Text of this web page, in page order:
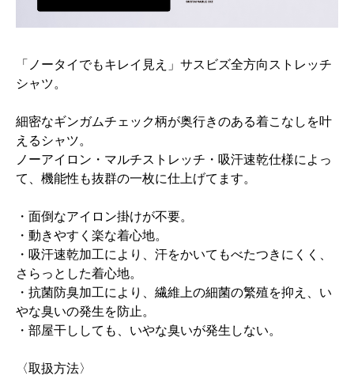
「ノータイでもキレイ見え」サスビズ全方向ストレッチ
シャツ。
細密なギンガムチェック柄が奥行きのある着こなしを叶
えるシャツ。
ノーアイロン・マルチストレッチ・吸汗速乾仕様によっ
て、機能性も抜群の一枚に仕上げてます。
・面倒なアイロン掛けが不要。
・動きやすく楽な着心地。
・吸汗速乾加工により、汗をかいてもべたつきにくく、
さらっとした着心地。
・抗菌防臭加工により、繊維上の細菌の繁殖を抑え、い
やな臭いの発生を防止。
・部屋干ししても、いやな臭いが発生しない。
〈取扱方法〉